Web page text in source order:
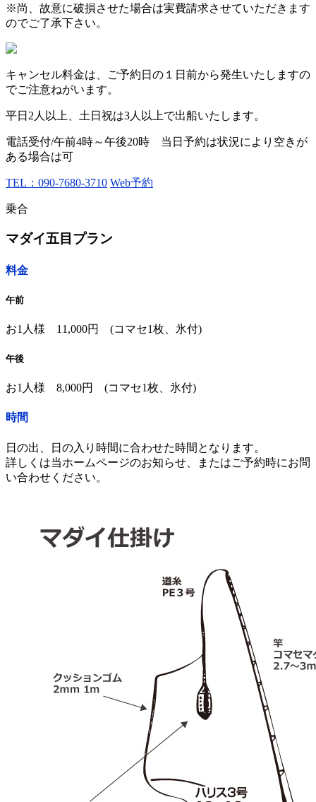
※尚、故意に破損させた場合は実費請求させていただきます
のでご了承下さい。
キャンセル料金は、ご予約日の１日前から発生いたしますの
でご注意ねがいます。
平日2人以上、土日祝は3人以上で出船いたします。
電話受付/午前4時～午後20時 当日予約は状況により空きが
ある場合は可
TEL：090-7680-3710 Web予約
乗合
マダイ五目プラン
料金
午前
お1人様 11,000円 (コマセ1枚、氷付)
午後
お1人様 8,000円 (コマセ1枚、氷付)
時間
日の出、日の入り時間に合わせた時間となります。
詳しくは当ホームページのお知らせ、またはご予約時にお問
い合わせください。